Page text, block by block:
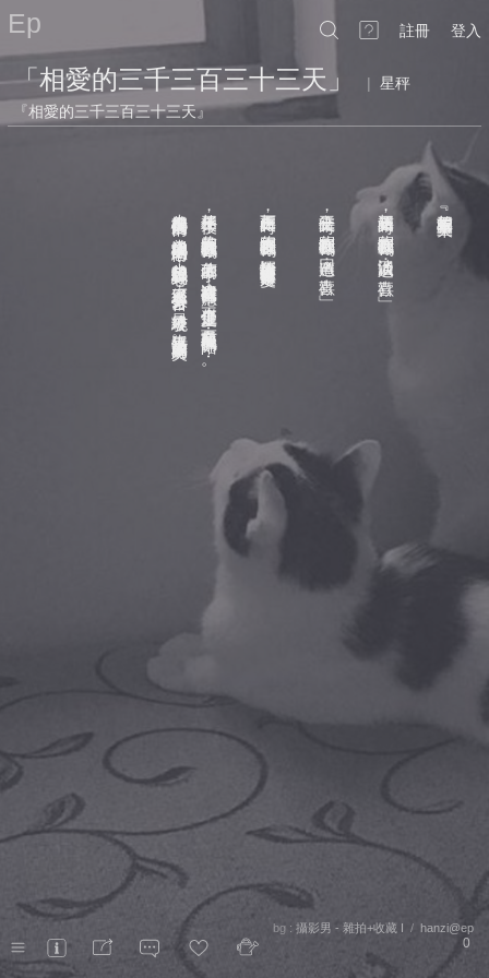
Ep 註冊 登入
「相愛的三千三百三十三天」 | 星秤
『相愛的三千三百三十三天』
﹃相愛的三千三百三十三天﹄
相遇第三天時
，
你問我喜歡你嗎
？
淡淡回道：﹁喜歡
。
，
你問我喜歡你嗎
？
回應道：﹁喜歡
！
，
你再問我喜歡你嗎
？
深情告訴你這不僅僅是喜歡而是愛
。
，
你又再次問我喜歡你嗎
？
，
這次我沒有任何回應
，
這不僅僅是愛
，
而是一種無可取代的陪伴⋯⋯
。
也曾期待長久的愛情；也曾渴望深刻的戀情；也曾想體驗刻骨銘心
，
經歷過了太多分分合合
，
最終才發現
，
生活平平淡淡才是最初的美好
。
bg : 攝影男 - 雜拍+收藏 I / hanzi@ep
0